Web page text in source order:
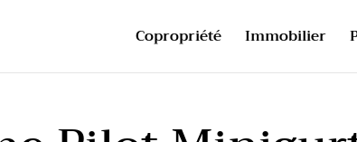
Copropriété Immobilier